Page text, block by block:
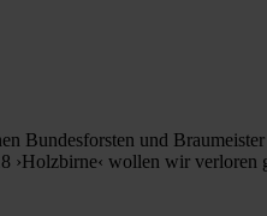
Bundesforsten und
wollen wir